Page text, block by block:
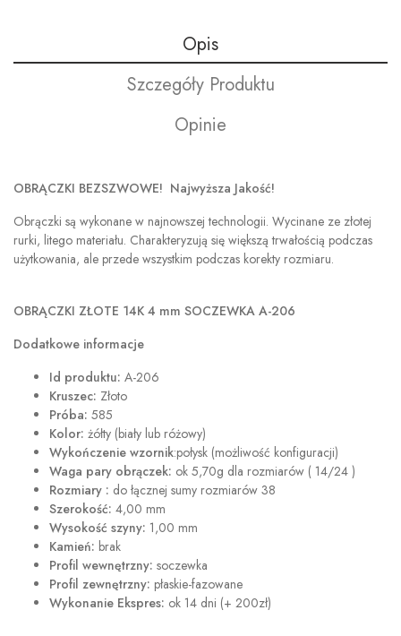
Opis
Szczegóły Produktu
Opinie
OBRĄCZKI BEZSZWOWE! Najwyższa Jakość!
Obrączki są wykonane w najnowszej technologii. Wycinane ze złotej
rurki, litego materiału. Charakteryzują się większą trwałością podczas
użytkowania, ale przede wszystkim podczas korekty rozmiaru.
OBRĄCZKI ZŁOTE 14K 4 mm SOCZEWKA A-206
Dodatkowe informacje
Id produktu: A-206
Kruszec: Złoto
Próba: 585
Kolor: żółty (biały lub różowy)
Wykończenie wzornik:połysk (możliwość konfiguracji)
Waga pary obrączek: ok 5,70g dla rozmiarów ( 14/24 )
Rozmiary : do łącznej sumy rozmiarów 38
Szerokość: 4,00 mm
Wysokość szyny: 1,00 mm
Kamień: brak
Profil wewnętrzny: soczewka
Profil zewnętrzny: płaskie-fazowane
Wykonanie Ekspres: ok 14 dni (+ 200zł)